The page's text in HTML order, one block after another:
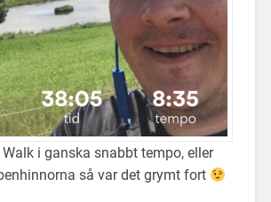
Walk i ganska snabbt tempo, eller
så var det grymt fort